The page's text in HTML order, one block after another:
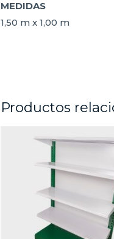
MEDIDAS
1,50 m x 1,00 m
Productos